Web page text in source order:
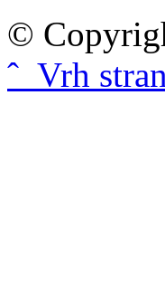
©
ˆ Vrh